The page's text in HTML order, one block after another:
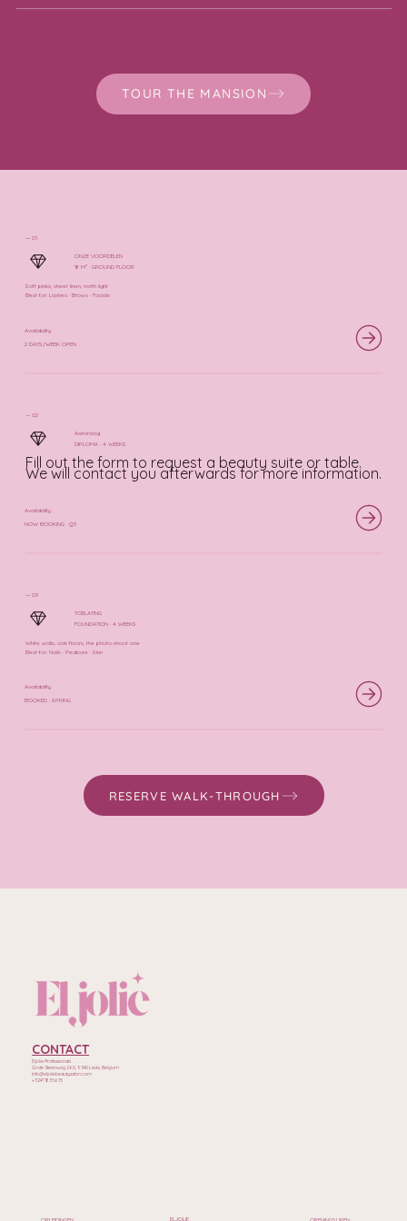
TOUR THE MANSION
— 01
ONZE VOORDELEN
18 M² · GROUND FLOOR
Soft pinks, sheer linen, north light
Best for: Lashes · Brows · Facials
Availability
2 DAYS/WEEK OPEN
— 02
Aanvraag
DIPLOMA · 4 WEEKS
Fill out the form to request a beauty suite or table.
We will contact you afterwards for more information.
Availability
NOW BOOKING · Q3
— 03
TOELATING
FOUNDATION · 4 WEEKS
White walls, oak floors, the photo-shoot one
Best for: Nails · Pedicure · Skin
Availability
BOOKED · SPRING
RESERVE WALK-THROUGH
ELJOLIE
CONTACT
Eljolie Professionals
Grote Steenweg 260, 9340 Lede, Belgium
Info@eljoliebeautysalon.com
+32471835615